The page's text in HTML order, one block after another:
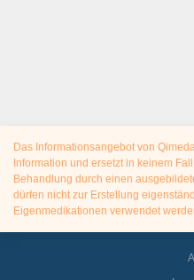
Das Informationsangebot von
Information und ersetzt in keinem
Behandlung durch einen
dürfen nicht zur Erstellung
Eigenmedikationen verwendet